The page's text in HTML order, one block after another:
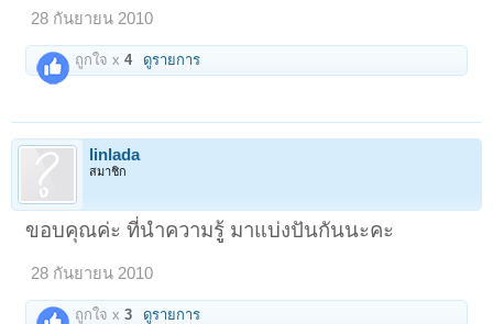
28 กันยายน 2010
ถูกใจ x4 ดูรายการ
linlada
สมาชิก
ขอบคุณค่ะ ที่นำความรูู้ มาแบ่งปันกันนะคะ
28 กันยายน 2010
ถูกใจ x3 ดูรายการ